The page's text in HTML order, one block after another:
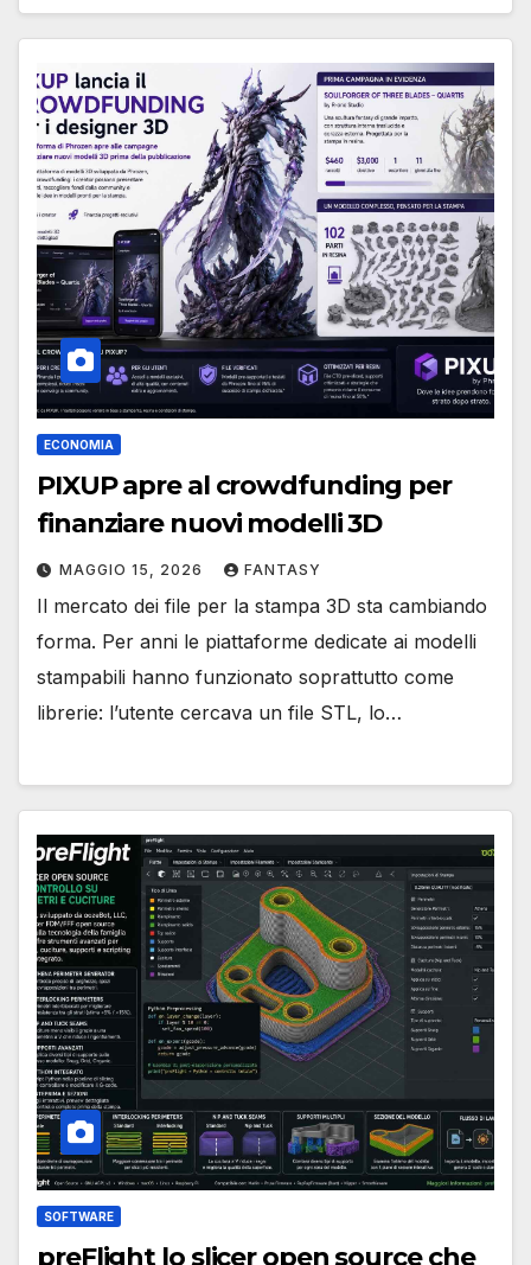
ECONOMIA
PIXUP apre al crowdfunding per
finanziare nuovi modelli 3D
MAGGIO 15, 2026 FANTASY
Il mercato dei file per la stampa 3D sta cambiando
forma. Per anni le piattaforme dedicate ai modelli
stampabili hanno funzionato soprattutto come
librerie: l’utente cercava un file STL, lo…
SOFTWARE
preFlight lo slicer open source che